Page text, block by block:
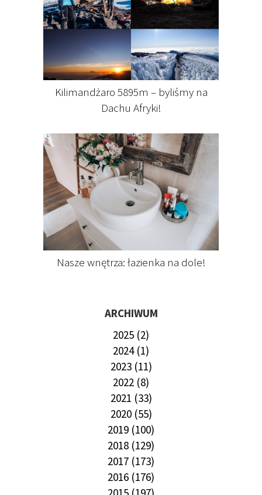
Kilimandżaro 5895m – byliśmy na
Dachu Afryki!
Nasze wnętrza: łazienka na dole!
ARCHIWUM
2025 (2)
2024 (1)
2023 (11)
2022 (8)
2021 (33)
2020 (55)
2019 (100)
2018 (129)
2017 (173)
2016 (176)